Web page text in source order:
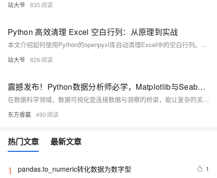
站大爷 835
Python 高效清理 Excel 空白行列：从原理到实战
本文介绍如何使用Python的openpyxl库自动清理Excel中的空白行列。通过代码实现高效识别并删除无数据的行与列，解决文件臃肿、读取错误等问题，提升数据处理效率与准确性，适用于各类批量Excel清理任务。
站大爷 826
震撼发布！Python数据分析师必学，Matplotlib与Seaborn数据可视化实战全攻略！
在数据科学领域，数据可视化是连接数据与洞察的桥梁，能让复杂的关系变得直观。本文通过实战案例，介绍Python数据分析师必备的Matplotlib与Seaborn两大可视化工具。首先，通过Matplotlib绘制基本折线图；接着，使用Seaborn绘制统计分布图；最后，结合两者在同一图表中展示数据分布与趋势，帮助你提升数据可视化技能，更好地讲述数据故事。
东方睿赢 490
热门文章 最新文章
1 pandas.to_numeric转化数据为数字型 1